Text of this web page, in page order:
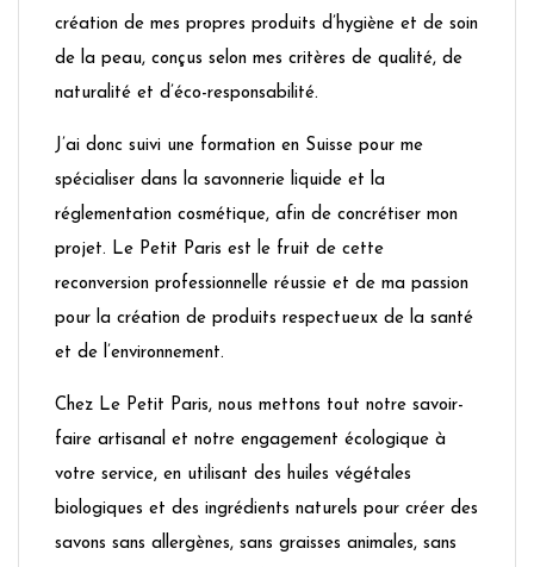
création de mes propres produits d’hygiène et de soin
de la peau, conçus selon mes critères de qualité, de
naturalité et d’éco-responsabilité.
J’ai donc suivi une formation en Suisse pour me
spécialiser dans la savonnerie liquide et la
réglementation cosmétique, afin de concrétiser mon
projet. Le Petit Paris est le fruit de cette
reconversion professionnelle réussie et de ma passion
pour la création de produits respectueux de la santé
et de l’environnement.
Chez Le Petit Paris, nous mettons tout notre savoir-
faire artisanal et notre engagement écologique à
votre service, en utilisant des huiles végétales
biologiques et des ingrédients naturels pour créer des
savons sans allergènes, sans graisses animales, sans